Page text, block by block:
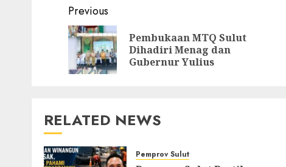
Post
navigation
Previous
Pembukaan MTQ Sulut
Dihadiri Menag dan
Gubernur Yulius
RELATED NEWS
Pemprov Sulut